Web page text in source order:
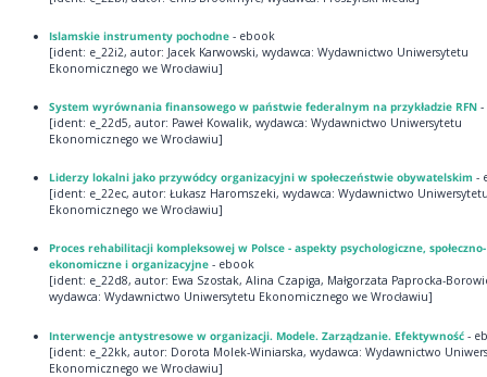
Islamskie instrumenty pochodne- ebook
[ident: e_22i2, autor: Jacek Karwowski, wydawca: Wydawnictwo Uniwersytetu
Ekonomicznego we Wrocławiu]
System wyrównania finansowego w państwie federalnym na przykładzie RFN -
[ident: e_22d5, autor: Paweł Kowalik, wydawca: Wydawnictwo Uniwersytetu
Ekonomicznego we Wrocławiu]
Liderzy lokalni jako przywódcy organizacyjni w społeczeństwie obywatelskim -
[ident: e_22ec, autor: Łukasz Haromszeki, wydawca: Wydawnictwo
Ekonomicznego we Wrocławiu]
Proces rehabilitacji kompleksowej w Polsce - aspekty psychologiczne, społeczno-
ekonomiczne i organizacyjne- ebook
[ident: e_22d8, autor: Ewa Szostak, Alina Czapiga, Małgorzata Paprocka-
wydawca: Wydawnictwo Uniwersytetu Ekonomicznego we Wrocławiu]
Interwencje antystresowe w organizacji. Modele. Zarządzanie. Efektywność-
[ident: e_22kk, autor: Dorota Molek-Winiarska, wydawca: Wydawnictwo
Ekonomicznego we Wrocławiu]